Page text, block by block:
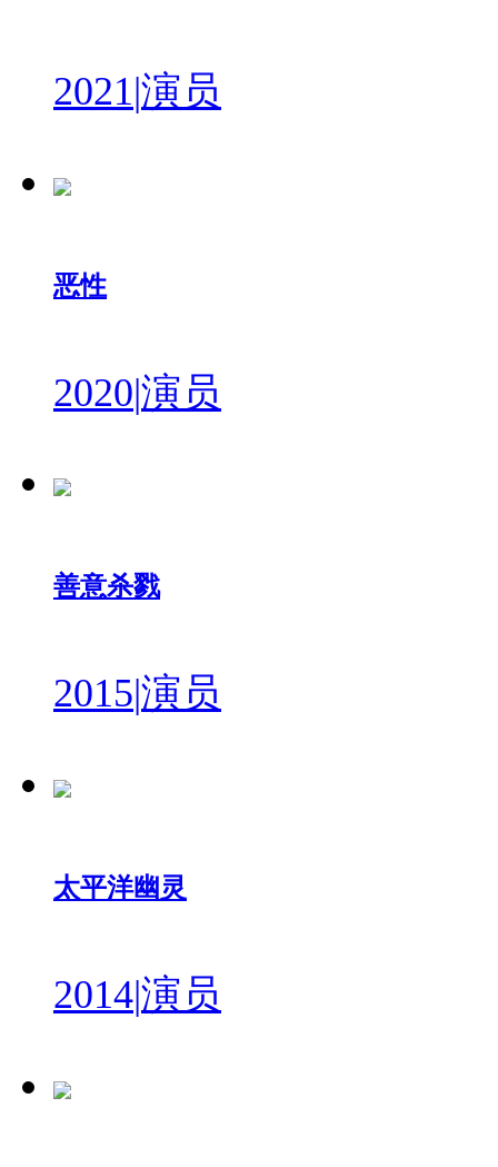
2021|演员
恶性
2020|演员
善意杀戮
2015|演员
太平洋幽灵
2014|演员